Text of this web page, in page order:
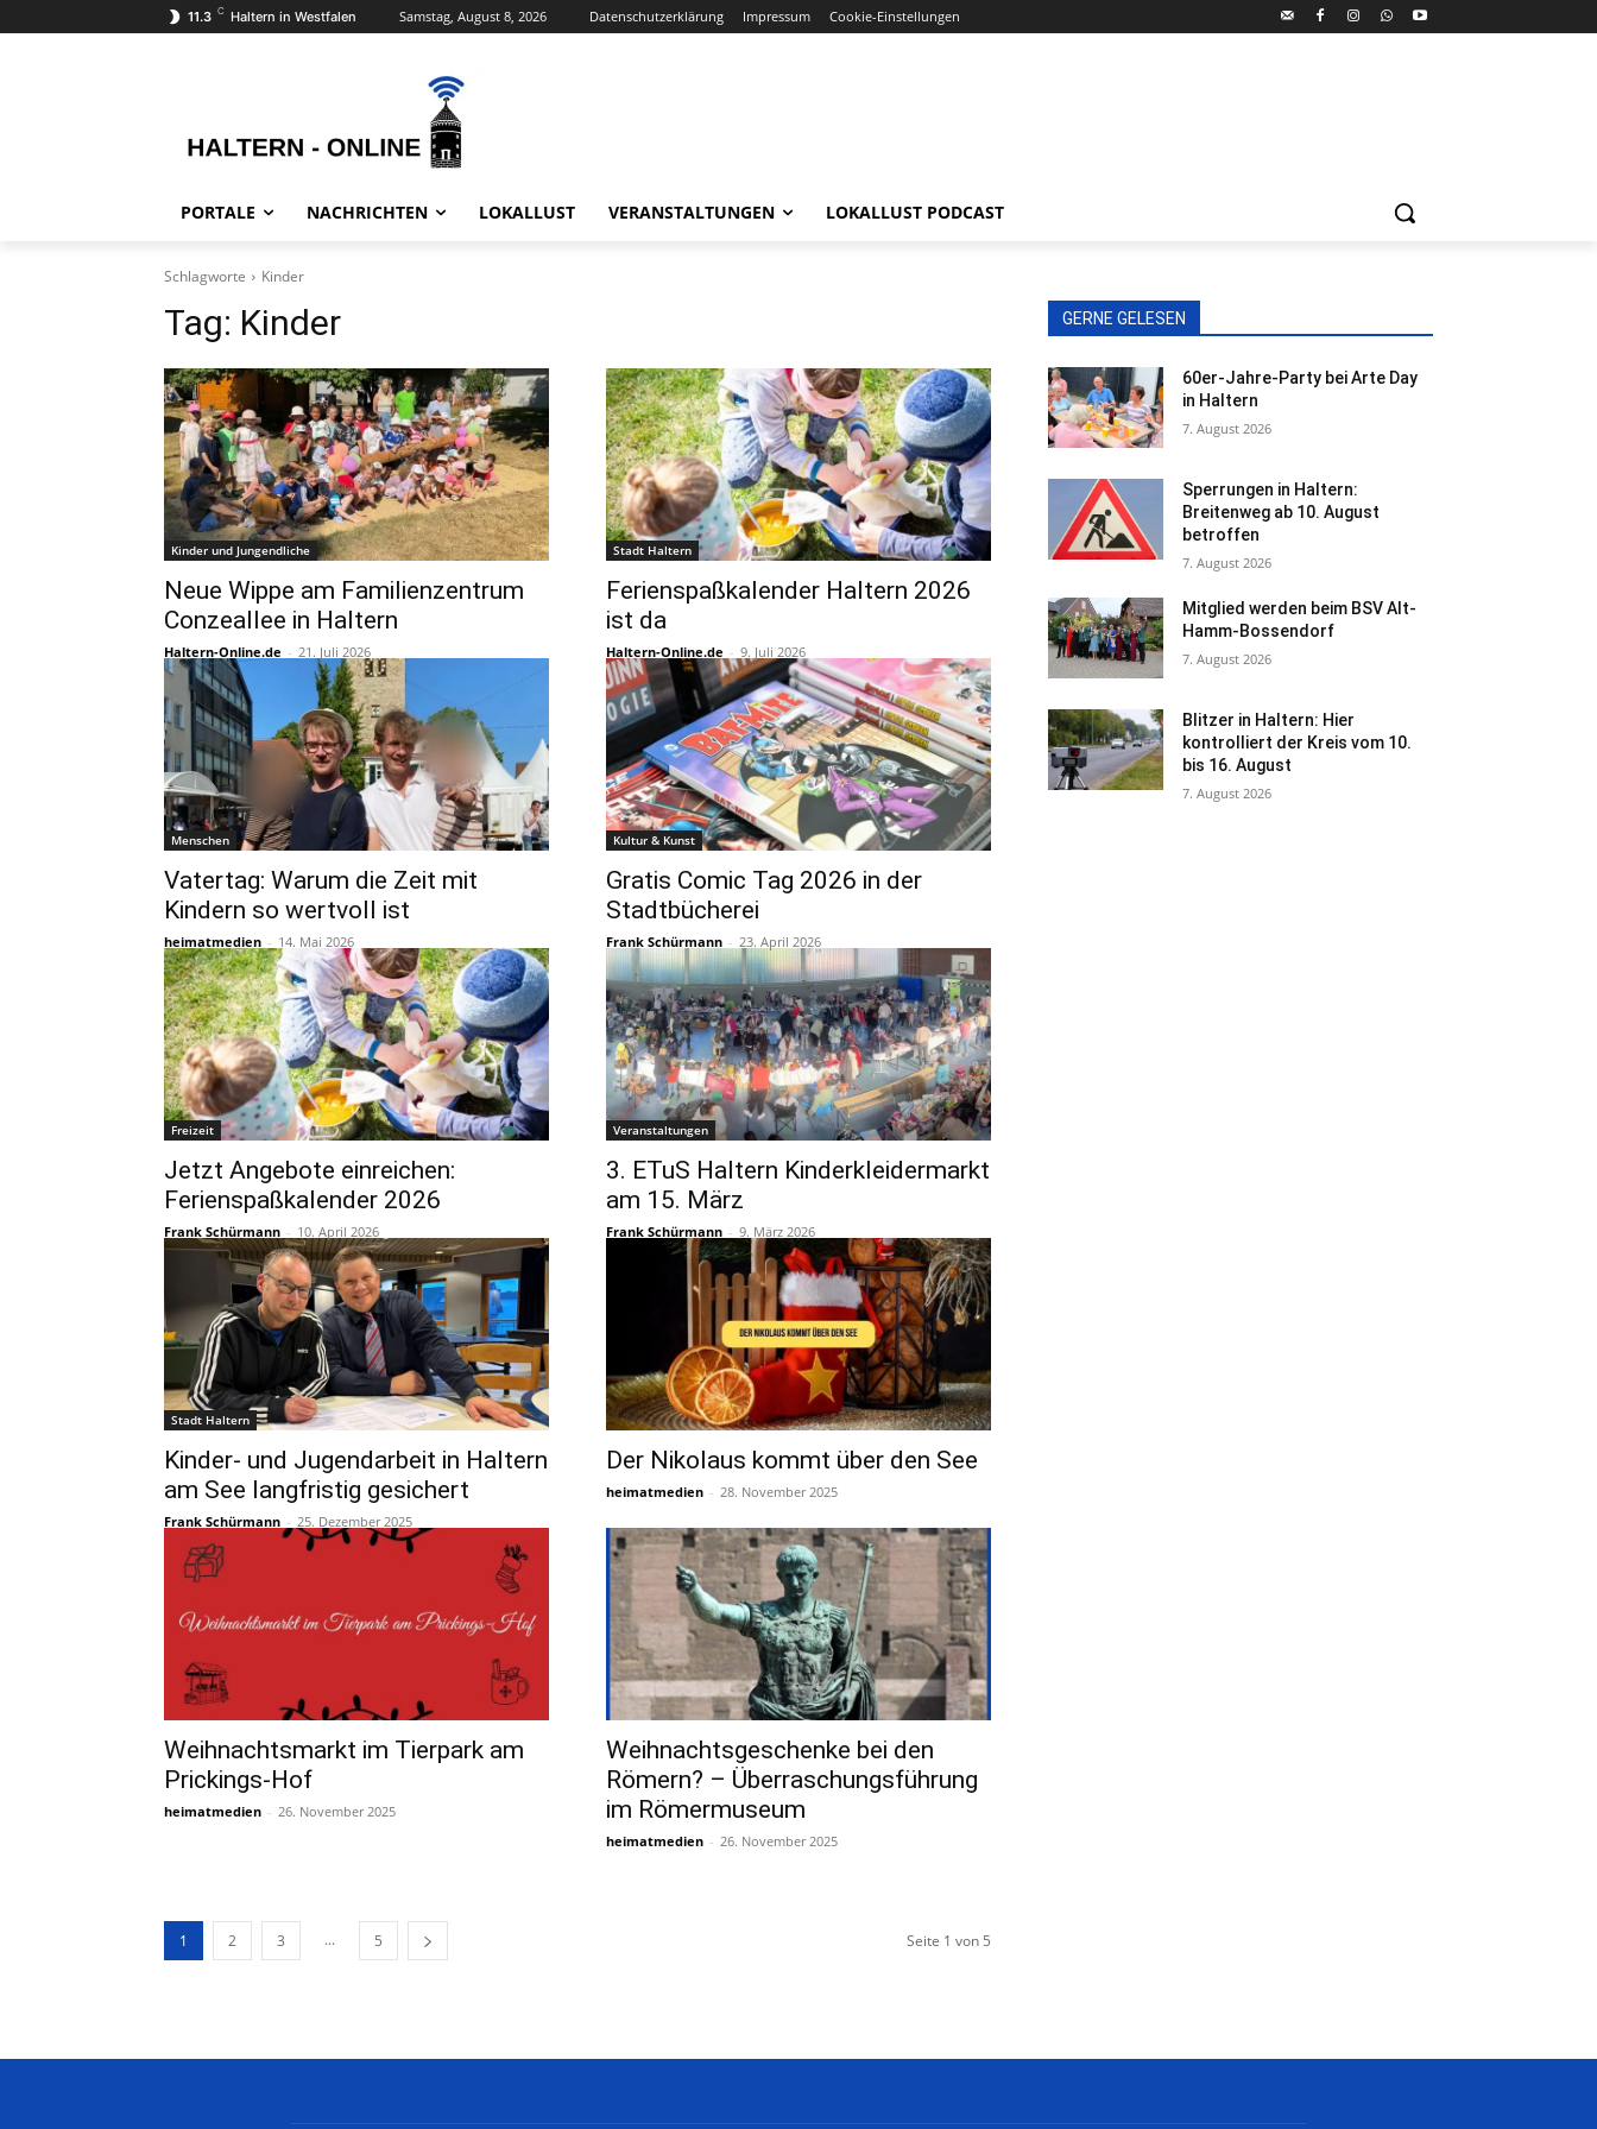
11.3 C Haltern in Westfalen Samstag, August 8, 2026 Datenschutzerklärung Impressum Cookie-Einstellungen
PORTALE NACHRICHTEN LOKALLUST VERANSTALTUNGEN LOKALLUST PODCAST
Schlagworte Kinder
Tag: Kinder
Kinder und Jungendliche
Neue Wippe am Familienzentrum
Conzeallee in Haltern
Haltern-Online.de - 21. Juli 2026
Stadt Haltern
Ferienspaßkalender Haltern 2026
ist da
Haltern-Online.de - 9. Juli 2026
Menschen
Vatertag: Warum die Zeit mit
Kindern so wertvoll ist
heimatmedien - 14. Mai 2026
Kultur & Kunst
Gratis Comic Tag 2026 in der
Stadtbücherei
Frank Schürmann - 23. April 2026
Freizeit
Jetzt Angebote einreichen:
Ferienspaßkalender 2026
Frank Schürmann - 10. April 2026
Veranstaltungen
3. ETuS Haltern Kinderkleidermarkt
am 15. März
Frank Schürmann - 9. März 2026
Stadt Haltern
Kinder- und Jugendarbeit in Haltern
am See langfristig gesichert
Frank Schürmann - 25. Dezember 2025
Der Nikolaus kommt über den See
heimatmedien - 28. November 2025
Weihnachtsmarkt im Tierpark am
Prickings-Hof
heimatmedien - 26. November 2025
Weihnachtsgeschenke bei den
Römern? – Überraschungsführung
im Römermuseum
heimatmedien - 26. November 2025
1 2 3 ... 5 Seite 1 von 5
GERNE GELESEN
60er-Jahre-Party bei Arte Day
in Haltern
7. August 2026
Sperrungen in Haltern:
Breitenweg ab 10. August
betroffen
7. August 2026
Mitglied werden beim BSV Alt-
Hamm-Bossendorf
7. August 2026
Blitzer in Haltern: Hier
kontrolliert der Kreis vom 10.
bis 16. August
7. August 2026